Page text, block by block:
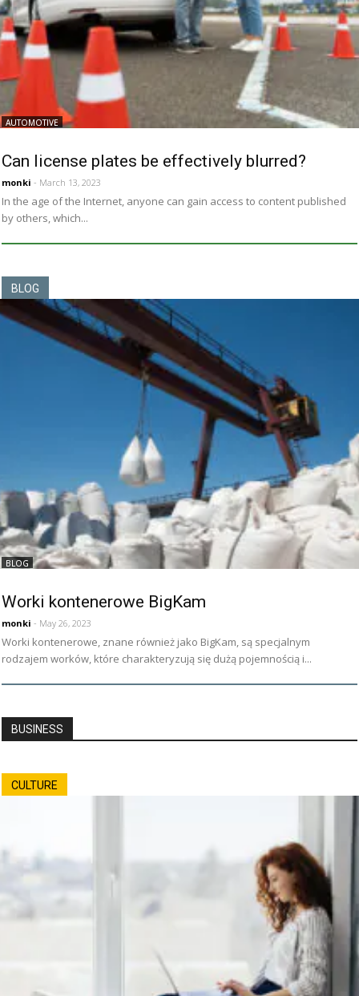
AUTOMOTIVE
Can license plates be effectively blurred?
monki - March 13, 2023
In the age of the Internet, anyone can gain access to content published
by others, which...
BLOG
BLOG
Worki kontenerowe BigKam
monki - May 26, 2023
Worki kontenerowe, znane również jako BigKam, są specjalnym
rodzajem worków, które charakteryzują się dużą pojemnością i...
BUSINESS
CULTURE